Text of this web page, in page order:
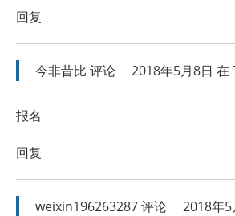
回复
今非昔比 评论 2018年5月8日 在
报名
回复
weixin196263287评论
2018年